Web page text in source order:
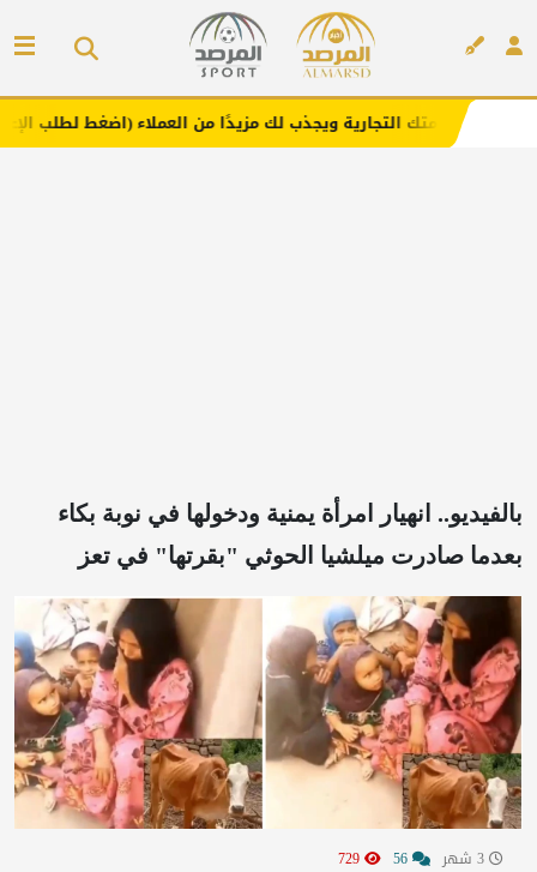
ويجذب لك مزيدًا من العملاء (اضغط لطلب الإعلان)
بالفيديو.. انهيار امرأة يمنية ودخولها في نوبة بكاء
بعدما صادرت ميلشيا الحوثي "بقرتها" في تعز